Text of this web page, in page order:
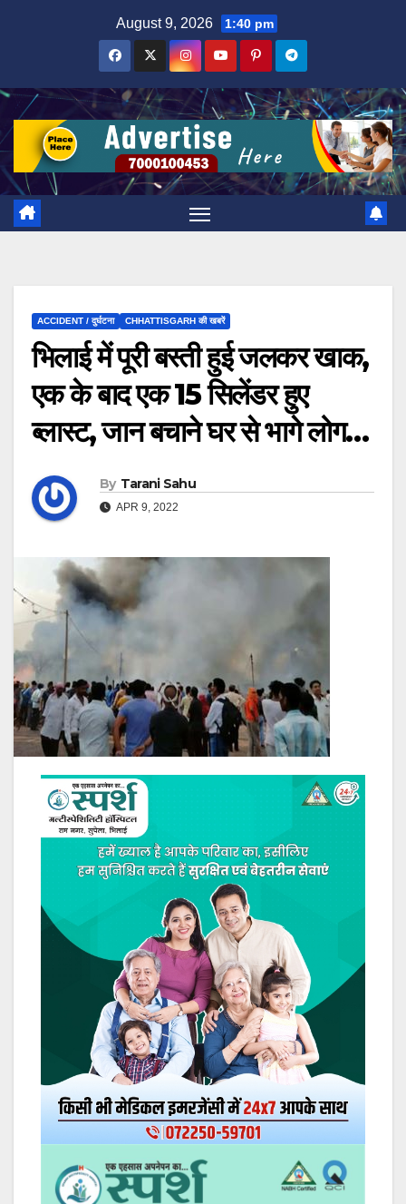
August 9, 2026 1:40 pm
ACCIDENT / दुर्घटना CHHATTISGARH की खबरें
भिलाई में पूरी बस्ती हुई जलकर खाक,
एक के बाद एक 15 सिलेंडर हुए
ब्लास्ट, जान बचाने घर से भागे लोग…
By Tarani Sahu
APR 9, 2022